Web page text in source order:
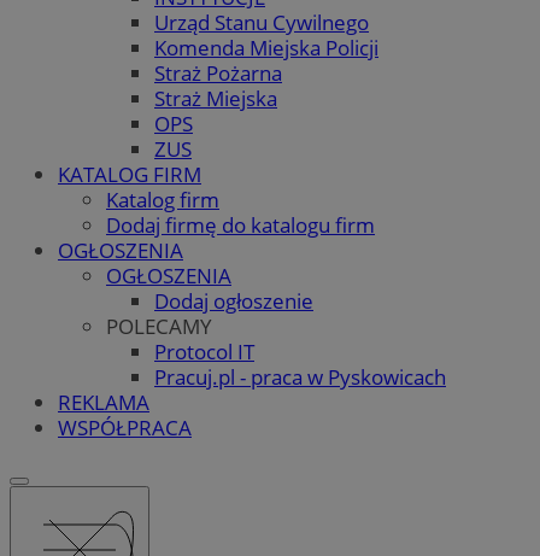
Urząd Stanu Cywilnego
Komenda Miejska Policji
Straż Pożarna
Straż Miejska
OPS
ZUS
KATALOG FIRM
Katalog firm
Dodaj firmę do katalogu firm
OGŁOSZENIA
OGŁOSZENIA
Dodaj ogłoszenie
POLECAMY
Protocol IT
Pracuj.pl - praca w Pyskowicach
REKLAMA
WSPÓŁPRACA